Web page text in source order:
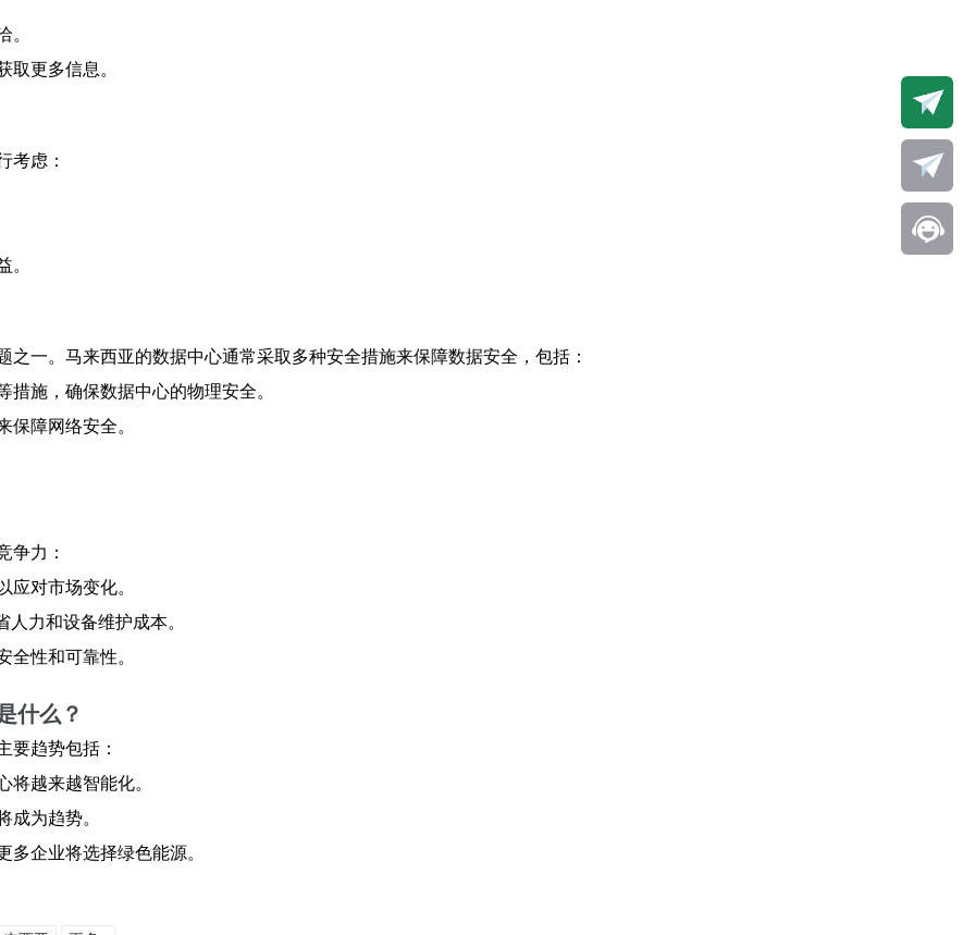
。
取更多信息。
考虑：
。
之一。马来西亚的数据中心通常采取多种安全措施来保障数据安全，包括：
施，确保数据中心的物理安全。
保障网络安全。
争力：
应对市场变化。
力和设备维护成本。
全性和可靠性。
什么？
要趋势包括：
将越来越智能化。
成为趋势。
企业将选择绿色能源。